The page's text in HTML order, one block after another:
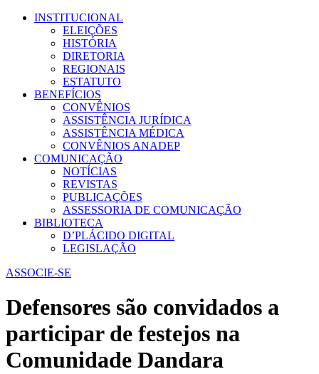
INSTITUCIONAL
ELEIÇÕES
HISTÓRIA
DIRETORIA
REGIONAIS
ESTATUTO
BENEFÍCIOS
CONVÊNIOS
ASSISTÊNCIA JURÍDICA
ASSISTÊNCIA MÉDICA
CONVÊNIOS ANADEP
COMUNICAÇÃO
NOTÍCIAS
REVISTAS
PUBLICAÇÕES
ASSESSORIA DE COMUNICAÇÃO
BIBLIOTECA
D’PLÁCIDO DIGITAL
LEGISLAÇÃO
ASSOCIE-SE
Defensores são convidados a
participar de festejos na
Comunidade Dandara